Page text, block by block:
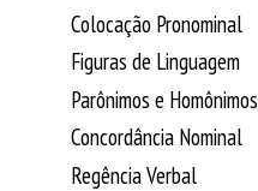
Colocação Pronominal
Figuras de Linguagem
Parônimos e Homônimos
Concordância Nominal
Regência Verbal